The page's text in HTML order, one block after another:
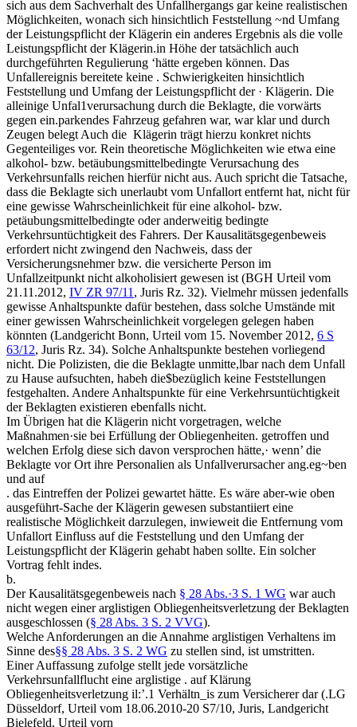
sich aus dem Sachverhalt des Unfallhergangs gar keine realistischen
Möglichkeiten, wonach sich hinsichtlich Feststellung ~nd Umfang
der Leistungspflicht der Klägerin ein anderes Ergebnis als die volle
Leistungspflicht der Klägerin.in Höhe der tatsächlich auch
durchgeführten Regulierung ‘hätte ergeben können. Das
Unfallereignis bereitete keine . Schwierigkeiten hinsichtlich
Feststellung und Umfang der Leistungspflicht der · Klägerin. Die
alleinige Unfal1verursachung durch die Beklagte, die vorwärts
gegen ein.parkendes Fahrzeug gefahren war, war klar und durch
Zeugen belegt Auch die Klägerin trägt hierzu konkret nichts
Gegenteiliges vor. Rein theoretische Möglichkeiten wie etwa eine
alkohol- bzw. betäubungsmittelbedingte Verursachung des
Verkehrsunfalls reichen hierfür nicht aus. Auch spricht die Tatsache,
dass die Beklagte sich unerlaubt vom Unfallort entfernt hat, nicht für
eine gewisse Wahrscheinlichkeit für eine alkohol- bzw.
petäubungsmittelbedingte oder anderweitig bedingte
Verkehrsuntüchtigkeit des Fahrers. Der Kausalitätsgegenbeweis
erfordert nicht zwingend den Nachweis, dass der
Versicherungsnehmer bzw. die versicherte Person im
Unfallzeitpunkt nicht alkoholisiert gewesen ist (BGH Urteil vom
21.11.2012, IV ZR 97/11 , Juris Rz. 32). Vielmehr müssen jedenfalls
gewisse Anhaltspunkte dafür bestehen, dass solche Umstände mit
einer gewissen Wahrscheinlichkeit vorgelegen gelegen haben
könnten (Landgericht Bonn, Urteil vom 15. November 2012, 6 S
63/12, Juris Rz. 34). Solche Anhaltspunkte bestehen vorliegend
nicht. Die Polizisten, die die Beklagte unmitte,lbar nach dem Unfall
zu Hause aufsuchten, habeh die$bezüglich keine Feststellungen
festgehalten. Andere Anhaltspunkte für eine Verkehrsuntüchtigkeit
der Beklagten existieren ebenfalls nicht.
Im Übrigen hat die Klägerin nicht vorgetragen, welche
Maßnahmen·sie bei Erfüllung der Obliegenheiten. getroffen und
welchen Erfolg diese sich davon versprochen hätte,· wenn’ die
Beklagte vor Ort ihre Personalien als Unfallverursacher ang.eg~ben
und auf
. das Eintreffen der Polizei gewartet hätte. Es wäre aber-wie oben
ausgeführt-Sache der Klägerin gewesen substantiiert eine
realistische Möglichkeit darzulegen, inwieweit die Entfernung vom
Unfallort Einfluss auf die Feststellung und den Umfang der
Leistungspflicht der Klägerin gehabt haben sollte. Ein solcher
Vortrag fehlt indes.
b.
Der Kausalitätsgegenbeweis nach § 28 Abs.·3 S. 1 WG war auch
nicht wegen einer arglistigen Obliegenheitsverletzung der Beklagten
ausgeschlossen (§ 28 Abs. 3 S. 2 VVG).
Welche Anforderungen an die Annahme arglistigen Verhaltens im
Sinne des§§ 28 Abs. 3 S. 2 WG zu stellen sind, ist umstritten.
Einer Auffassung zufolge stellt jede vorsätzliche
Verkehrsunfallflucht eine arglistige . auf Klärung
Obliegenheitsverletzung il:’.1 Verhältn_is zum Versicherer dar (.LG
Düsseldorf, Urteil vom 18.06.2010-20 S7/10, Juris, Landgericht
Bielefeld, Urteil vorn